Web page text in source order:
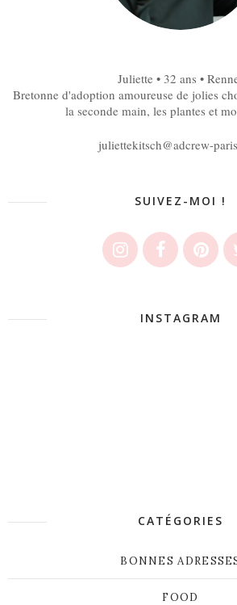
Juliette • 32 ans •
Bretonne d'adoption amoureuse de jolies
la seconde main, les plantes et
juliettekitsch@adcrew-
SUIVEZ-MOI !
INSTAGRAM
CATÉGORIES
BONNES
FOOD